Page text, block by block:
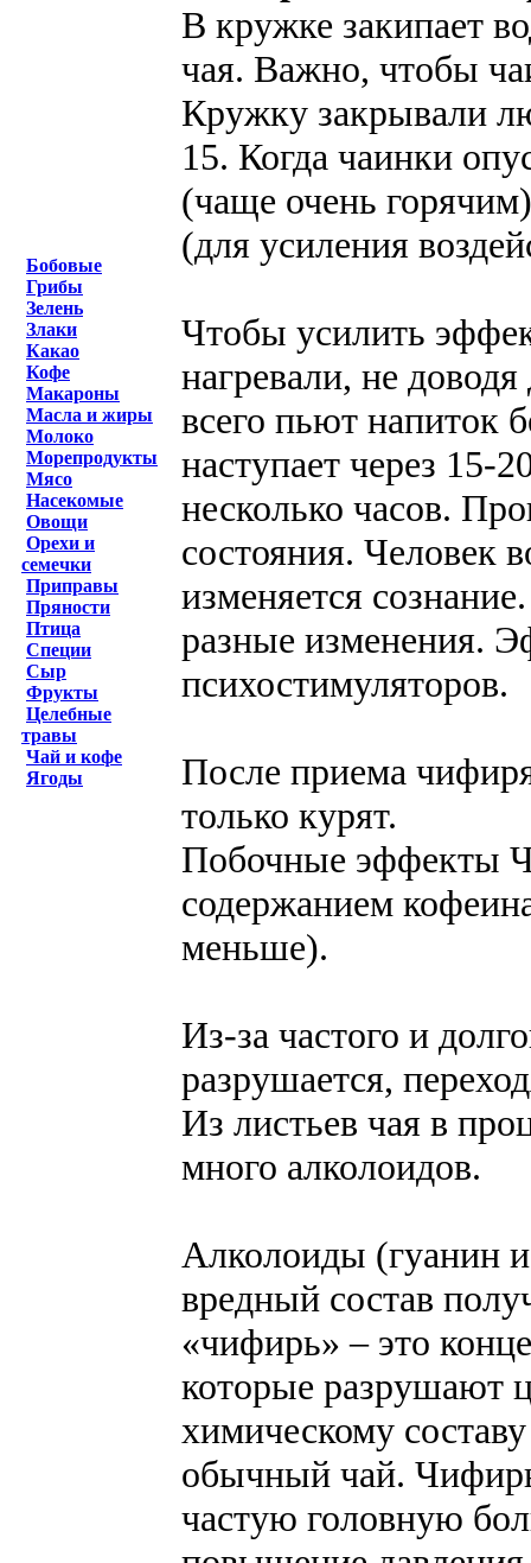
Бобовые
Грибы
Зелень
Злаки
Какао
Кофе
Макароны
Масла и жиры
Молоко
Морепродукты
Мясо
Насекомые
Овощи
Орехи и
семечки
Приправы
Пряности
Птица
Специи
Сыр
Фрукты
Целебные
травы
Чай и кофе
Ягоды
В кружке закипает
чая. Важно, чтобы
Кружку закрывали
15. Когда чаинки
(чаще очень
(для усиления
Чтобы усилить
нагревали, не
всего пьют напиток
наступает через 15-
несколько часов.
состояния. Человек
изменяется
разные изменения.
психостимуляторов.
После приема
только курят.
Побочные эффекты
содержанием
меньше).
Из-за частого и
разрушается,
Из листьев чая в
много алколоидов.
Алколоиды (гуанин
вредный состав
«чифирь» – это
которые разрушают
химическому
обычный чай.
частую головную